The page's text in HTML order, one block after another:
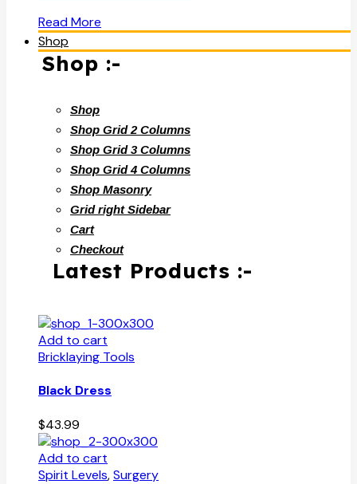
Read More
Shop
Shop :-
Shop
Shop Grid 2 Columns
Shop Grid 3 Columns
Shop Grid 4 Columns
Shop Masonry
Grid right Sidebar
Cart
Checkout
Latest Products :-
Add to cart
Bricklaying Tools
Black Dress
$43.99
Add to cart
Spirit Levels,Surgery